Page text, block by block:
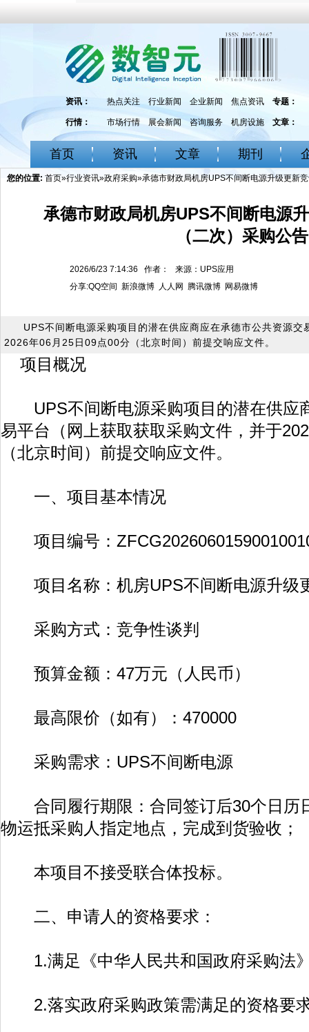
资讯： 热点关注 行业新闻 企业新闻 焦点资讯 专题：
行情： 市场行情 展会新闻 咨询服务 机房设施 文章：
首页 资讯 文章 期刊
您的位置: 首页»行业资讯»政府采购»承德市财政局机房UPS不间断电源升级更新
承德市财政局机房UPS不间断电源
（二次）采购公告
2026/6/23 7:14:36 作者： 来源：UPS应用
分享:QQ空间 新浪微博 人人网 腾讯微博 网易微博
UPS不间断电源采购项目的潜在供应商应在承德市公共资源
2026年06月25日09点00分（北京时间）前提交响应文件。
项目概况
UPS不间断电源采购项目的潜在供应
易平台（网上获取获取采购文件，并于
（北京时间）前提交响应文件。
一、项目基本情况
项目编号：
项目名称：机房UPS不间断电源升级
采购方式：竞争性谈判
预算金额：47万元（人民币）
最高限价（如有）：470000
采购需求：UPS不间断电源
合同履行期限：合同签订后30个日历
物运抵采购人指定地点，完成到货验收；
本项目不接受联合体投标。
二、申请人的资格要求：
1.满足《中华人民共和国政府采购法
2.落实政府采购政策需满足的资格要